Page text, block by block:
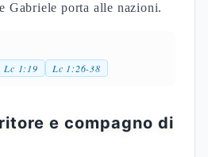
Gabriele porta alle nazioni.
Lc 1:19 Lc 1:26-38
e compagno di